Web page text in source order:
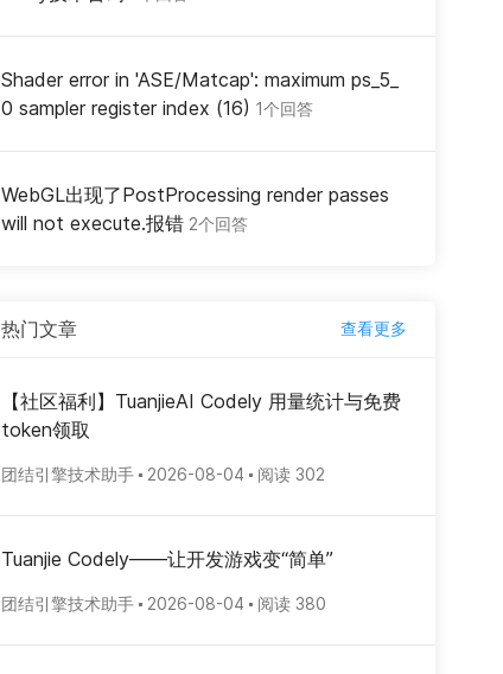
Shader error in 'ASE/Matcap': maximum ps_5_
0 sampler register index (16) 1个回答
WebGL出现了PostProcessing render passes
will not execute.报错 2个回答
热门文章 查看更多
【社区福利】TuanjieAI Codely 用量统计与免费
token领取
团结引擎技术助手 2026-08-04 阅读 302
Tuanjie Codely——让开发游戏变“简单”
团结引擎技术助手 2026-08-04 阅读 380